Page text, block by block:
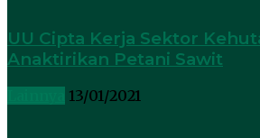
UU Cipta Kerja Sektor
Anaktirikan Petani Sawit
13/01/2021